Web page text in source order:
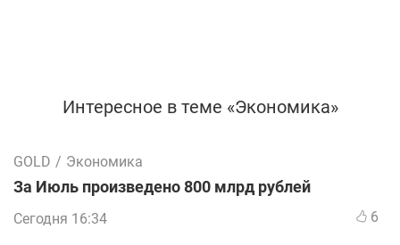
Интересное в теме «Экономика»
GOLD / Экономика
За Июль произведено 800 млрд рублей
Сегодня 16:34 6